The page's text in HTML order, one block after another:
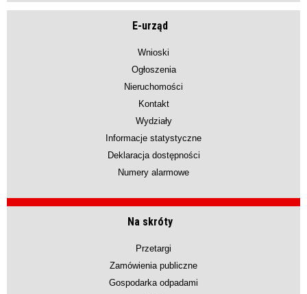
E-urząd
Wnioski
Ogłoszenia
Nieruchomości
Kontakt
Wydziały
Informacje statystyczne
Deklaracja dostępności
Numery alarmowe
Na skróty
Przetargi
Zamówienia publiczne
Gospodarka odpadami